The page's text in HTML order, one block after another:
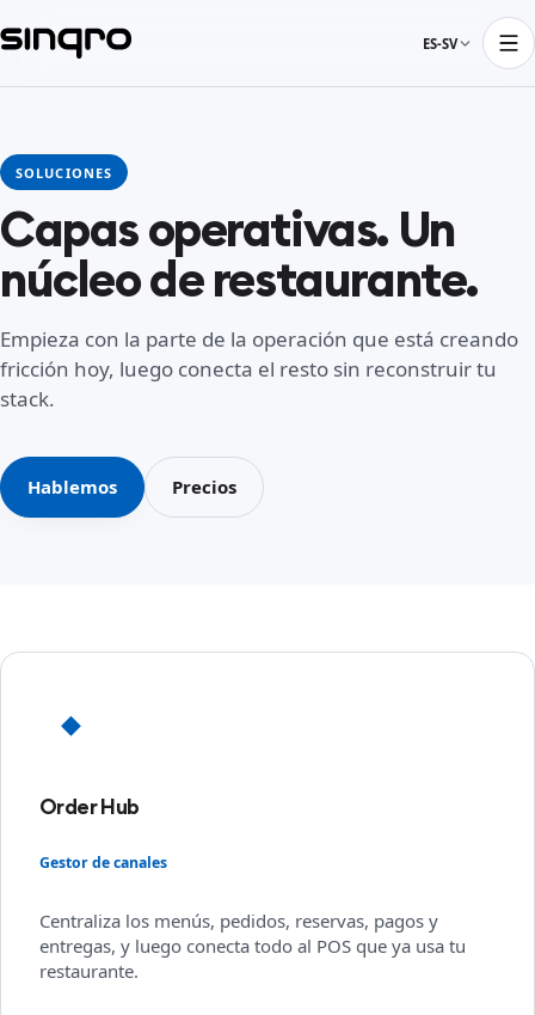
ES-SV
SOLUCIONES
Capas operativas. Un
núcleo de restaurante.
Empieza con la parte de la operación que está creando
fricción hoy, luego conecta el resto sin reconstruir tu
stack.
Hablemos Precios
◆
Order Hub
Gestor de canales
Centraliza los menús, pedidos, reservas, pagos y
entregas, y luego conecta todo al POS que ya usa tu
restaurante.